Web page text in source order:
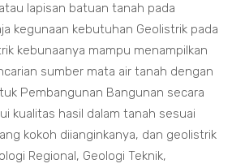
lapisan batuan tanah pada
kegunaan kebutuhan Geolistrik pada
kebunaanya mampu menampilkan
sumber mata air tanah dengan
Pembangunan Bangunan secara
kualitas hasil dalam tanah sesuai
kokoh diianginkanya, dan geolistrik
Regional, Geologi Teknik,